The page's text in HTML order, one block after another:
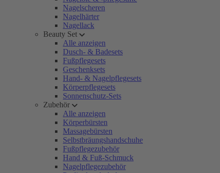
Nagelscheren
Nagelhärter
Nagellack
Beauty Set
Alle anzeigen
Dusch- & Badesets
Fußpflegesets
Geschenksets
Hand- & Nagelpflegesets
Körperpflegesets
Sonnenschutz-Sets
Zubehör
Alle anzeigen
Körperbürsten
Massagebürsten
Selbstbräungshandschuhe
Fußpflegezubehör
Hand & Fuß-Schmuck
Nagelpflegezubehör